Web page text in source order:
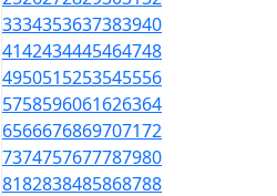
3334353637383940
4142434445464748
4950515253545556
5758596061626364
6566676869707172
7374757677787980
8182838485868788